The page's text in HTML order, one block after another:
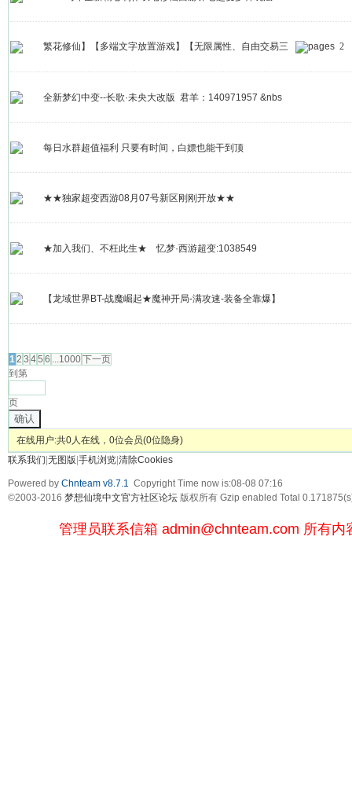
繁花修仙】【多端文字放置游戏】【无限属性、自由交易三 2
全新梦幻中变--长歌·未央大改版 君羊：140971957 &nbs
每日水群超值福利 只要有时间，白嫖也能干到顶
★★独家超变西游08月07号新区刚刚开放★★
★加入我们、不枉此生★ 忆梦·西游超变:1038549
【龙域世界BT-战魔崛起★魔神开局-满攻速-装备全靠爆】
12 3 45 6 ...1000下一页
到第
页
确认
在线用户:共0人在线，0位会员(0位隐身)
联系我们|无图版|手机浏览|清除Cookies
Powered by Chnteam v8.7.1 Copyright Time now is:08-08 07:16
©2003-2016 梦想仙境中文官方社区论坛 版权所有 Gzip enabled Total
管理员联系信箱 admin@chnteam.com 所有内